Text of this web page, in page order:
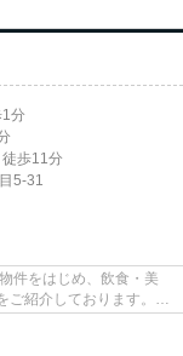
1分
徒歩11分
5-31
件をはじめ、飲食・美
紹介しております。